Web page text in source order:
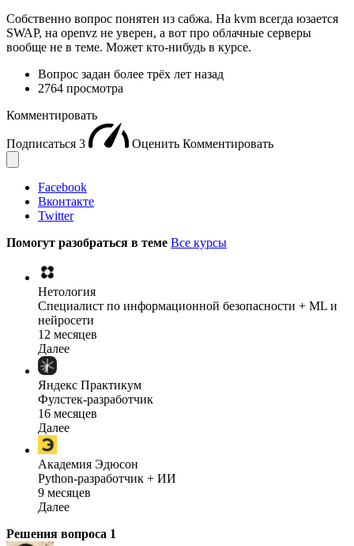
Собственно вопрос понятен из сабжа. На kvm всегда юзается
SWAP, на openvz не уверен, а вот про облачные серверы
вообще не в теме. Может кто-нибудь в курсе.
Вопрос задан более трёх лет назад
2764 просмотра
Комментировать
Подписаться 3 Оценить Комментировать
Facebook
Вконтакте
Twitter
Помогут разобраться в теме Все курсы
Нетология
Специалист по информационной безопасности + ML и
нейросети
12 месяцев
Далее
Яндекс Практикум
Фулстек-разработчик
16 месяцев
Далее
Академия Эдюсон
Python-разработчик + ИИ
9 месяцев
Далее
Решения вопроса 1